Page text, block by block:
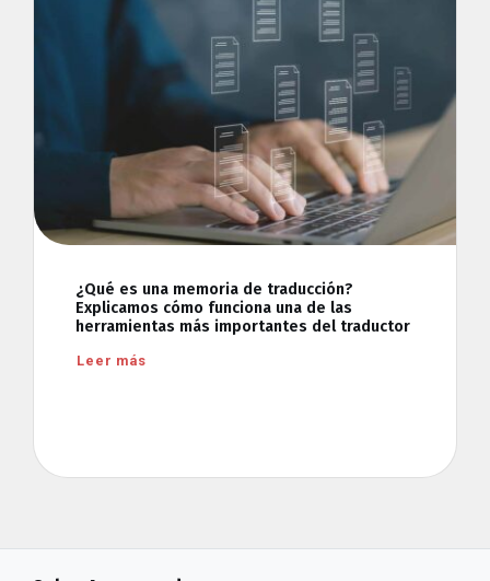
¿Qué es una memoria de traducción?
Explicamos cómo funciona una de las
herramientas más importantes del traductor
Leer más